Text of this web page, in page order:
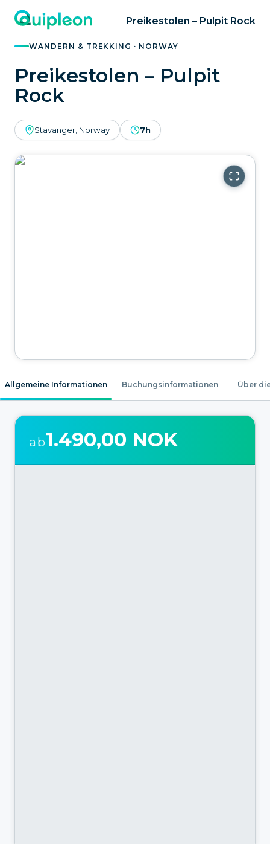
Preikestolen – Pulpit Rock
WANDERN & TREKKING · NORWAY
Preikestolen – Pulpit
Rock
Stavanger, Norway 7h
Allgemeine Informationen Buchungsinformationen Über
ab1.490,00 NOK